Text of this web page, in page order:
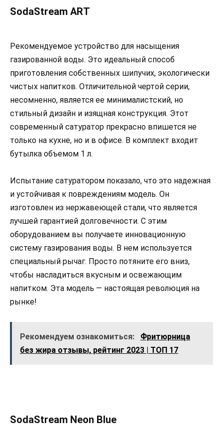
SodaStream ART
Рекомендуемое устройство для насыщения
газированной воды. Это идеальный способ
приготовления собственных шипучих, экологически
чистых напитков. Отличительной чертой серии,
несомненно, является ее минималистский, но
стильный дизайн и изящная конструкция. Этот
современный сатуратор прекрасно впишется не
только на кухне, но и в офисе. В комплект входит
бутылка объемом 1 л.
Испытание сатуратором показало, что это надежная
и устойчивая к повреждениям модель. Он
изготовлен из нержавеющей стали, что является
лучшей гарантией долговечности. С этим
оборудованием вы получаете инновационную
систему газирования воды. В нем используется
специальный рычаг. Просто потяните его вниз,
чтобы насладиться вкусным и освежающим
напитком. Эта модель — настоящая революция на
рынке!
Рекомендуем ознакомиться:
Фритюрница
без жира отзывы, рейтинг 2023 | ТОП 17
SodaStream Neon Blue